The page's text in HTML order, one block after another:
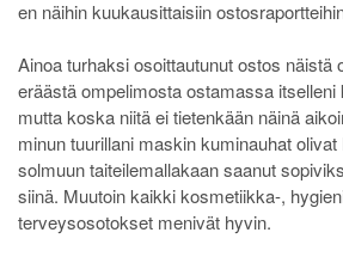
en näihin kuukausittaisiin
Ainoa turhaksi osoittautunut ostos näistä
eräästä ompelimosta ostamassa
mutta koska niitä ei tietenkään näinä
minun tuurillani maskin kuminauhat
solmuun taiteilemallakaan saanut
siinä. Muutoin kaikki kosmetiikka-,
terveysosotokset menivät hyvin.